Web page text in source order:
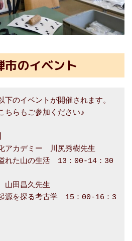
市のイベント
下のイベントが開催されます。
アカデミー　川尻秀樹先生
れた山の生活　13：00-14：30
山田昌久先生
源を探る考古学　15：00-16：3